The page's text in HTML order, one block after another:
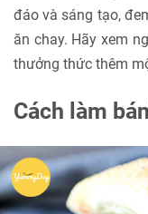
đáo và sáng tạo,
ăn chay. Hãy xem
thưởng thức thêm
Cách làm